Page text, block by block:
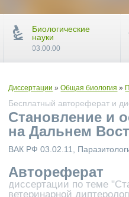
Диссертации »Общая биология »
Бесплатный автореферат и
Становление и
на Дальнем
ВАК РФ 03.02.11,
Автореферат
диссертации по теме
ветеринарной
Биологические
науки
03.00.00